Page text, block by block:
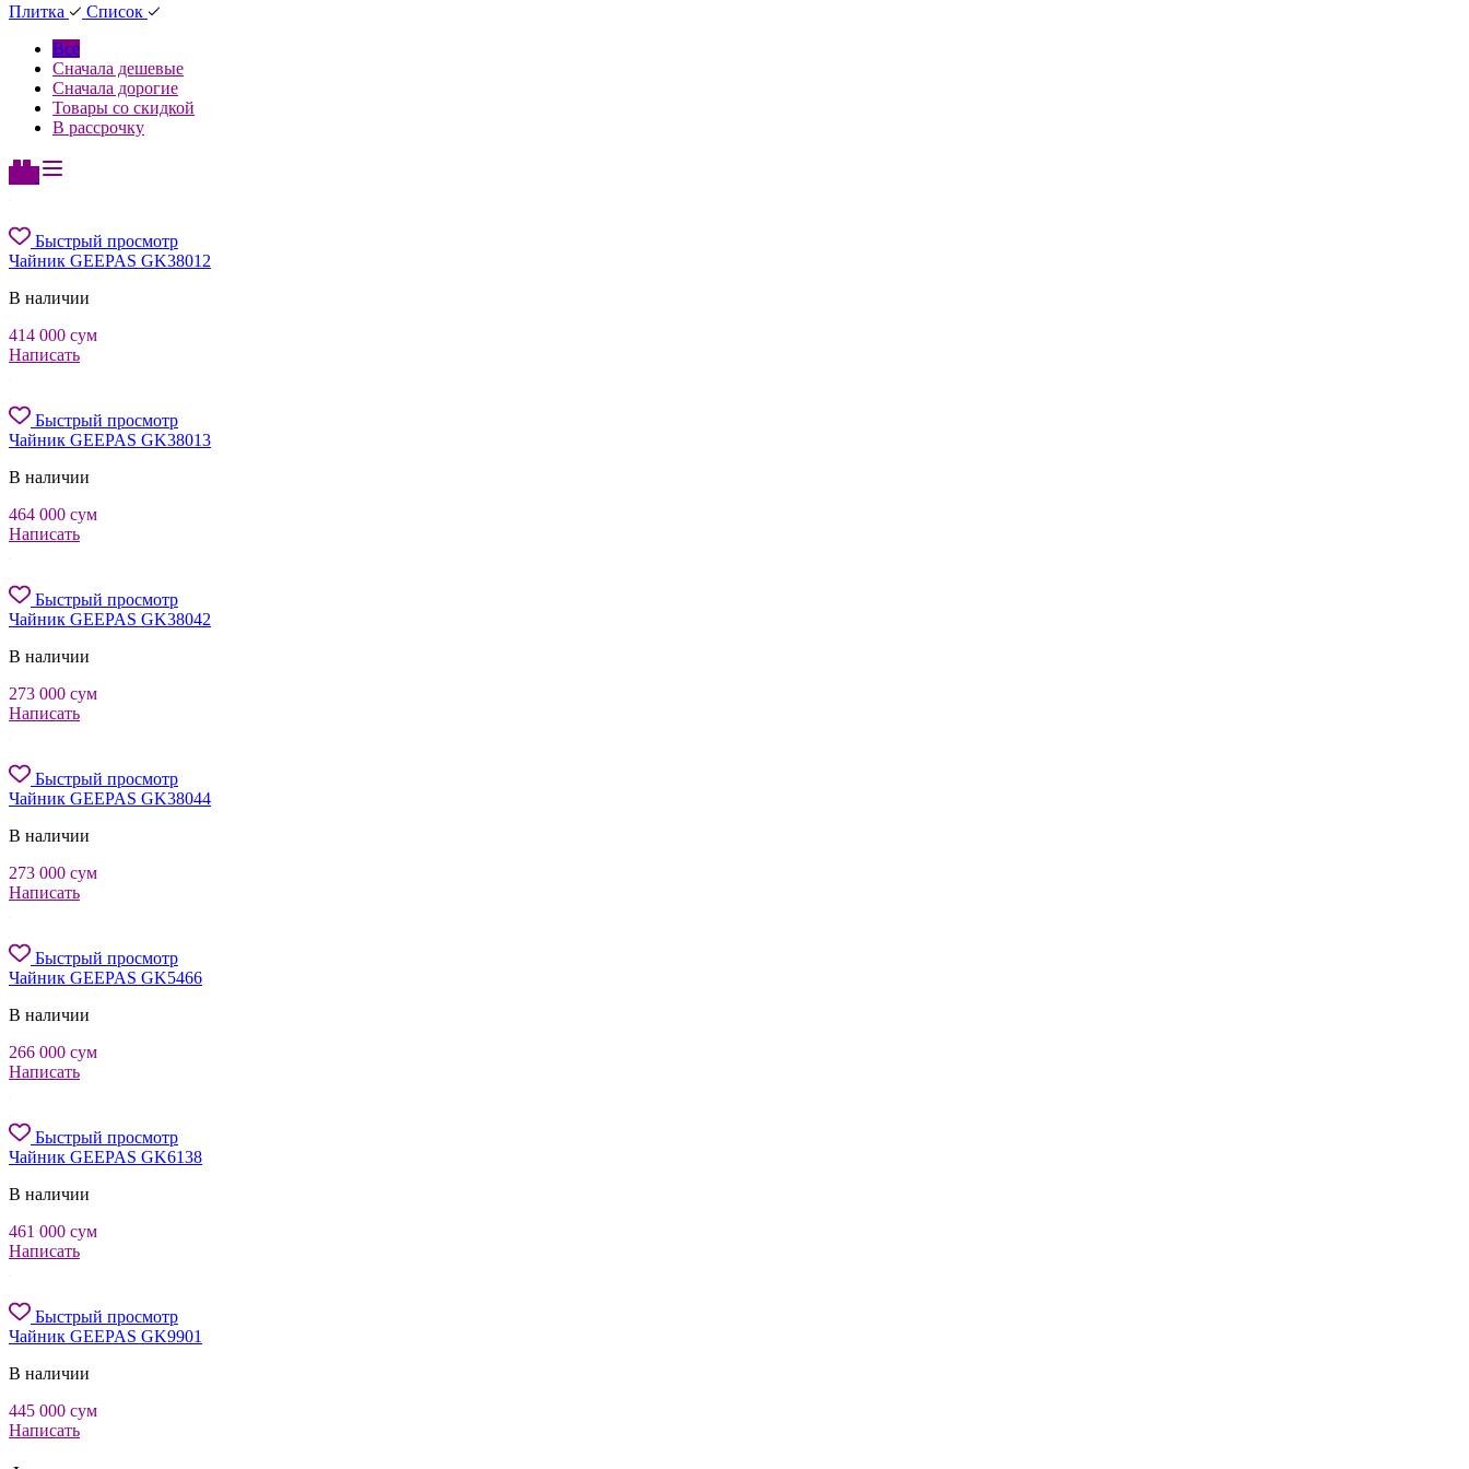
Плитка
Список
Все
Сначала дешевые
Сначала дорогие
Товары со скидкой
В рассрочку
Быстрый просмотр
Чайник GEEPAS GK38012
В наличии
414 000 сум
Написать
Быстрый просмотр
Чайник GEEPAS GK38013
В наличии
464 000 сум
Написать
Быстрый просмотр
Чайник GEEPAS GK38042
В наличии
273 000 сум
Написать
Быстрый просмотр
Чайник GEEPAS GK38044
В наличии
273 000 сум
Написать
Быстрый просмотр
Чайник GEEPAS GK5466
В наличии
266 000 сум
Написать
Быстрый просмотр
Чайник GEEPAS GK6138
В наличии
461 000 сум
Написать
Быстрый просмотр
Чайник GEEPAS GK9901
В наличии
445 000 сум
Написать